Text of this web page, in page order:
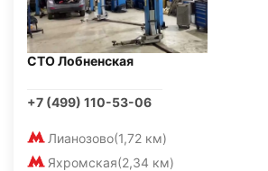
СТО Лобненская
+7 (499) 110-53-06
Лианозово(1,72 км)
Яхромская(2,34 км)